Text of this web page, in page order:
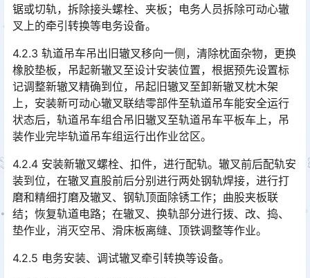
锯或切轨，拆除接头螺栓、夹板；电务人员拆除可动心辙
叉上的牵引转换等电务设备。󠅅󠅃󠄵󠅂󠄪󠇖󠆨󠆨󠇕󠆞󠆒󠅬󠇘󠆭󠆘󠇙󠆝󠅵󠇗󠆭󠆁󠄐󠇗󠅹󠅸󠇖󠆍󠅳󠇖󠅹󠅰󠇖󠆌󠅹
4.2.3 轨道吊车吊出旧辙叉移向一侧，清除枕面杂物，更换
橡胶垫板，吊起新辙叉至设计安装位置，根据预先设置标
记调整新辙叉精确到位，吊起旧辙叉至卸新辙叉枕木架
上，安装新可动心辙叉联结零部件至轨道吊车能安全运行
状态后，轨道吊车组合吊旧辙叉至轨道吊车平板车上，吊
装作业完毕轨道吊车组运行出作业岔区。󠅅󠅃󠄵󠅂󠄪󠇖󠆨󠆨󠇕󠆞󠆒󠅬󠇘󠆭󠆘󠇙󠆝󠅵󠇗󠆭󠆁󠄐󠇗󠅹󠅸󠇖󠆍󠅳󠇖󠅹󠅰󠇖󠆌󠅹
4.2.4 安装新辙叉螺栓、扣件，进行配轨。辙叉前后配轨安
装到位，在辙叉直股前后分别进行两处钢轨焊接，进行打
磨和精细打磨及辙叉、钢轨顶面除锈工作；曲股夹板联
结；恢复轨道电路；在辙叉、换轨部分进行拨、改、捣、
垫作业，消灭空吊、滑床板离缝、顶铁调整等作业。󠅅󠅃󠄵󠅂󠄪󠇖󠆨󠆨󠇕󠆞󠆒󠅬󠇘󠆭󠆘󠇙󠆝󠅵󠇗󠆭󠆁󠄐󠇗󠅹󠅸󠇖󠆍󠅳󠇖󠅹󠅰󠇖󠆌󠅹
4.2.5 电务安装、调试辙叉牵引转换等设备。